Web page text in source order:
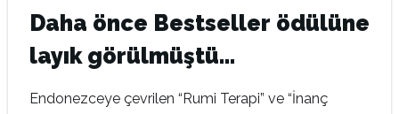
Daha önce Bestseller ödülüne
layık görülmüştü…
Endonezceye çevrilen “Rumi Terapi” ve “İnanç